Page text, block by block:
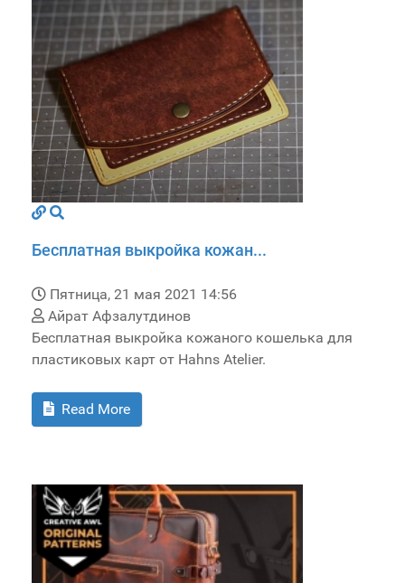
Бесплатная выкройка кожан...
Пятница, 21 мая 2021 14:56
Айрат Афзалутдинов
Бесплатная выкройка кожаного кошелька для
пластиковых карт от Hahns Atelier.
Read More